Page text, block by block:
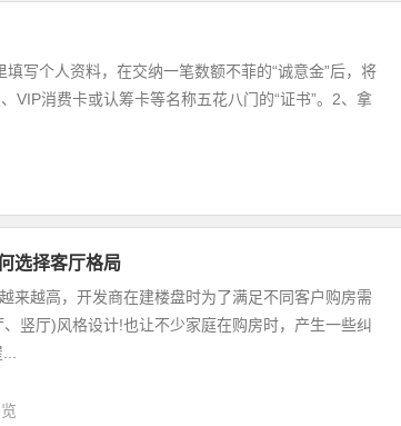
写个人资料，在交纳一笔数额不菲的“诚意金”后，将
VIP消费卡或认筹卡等名称五花八门的“证书”。2、拿
选择客厅格局
来越高，开发商在建楼盘时为了满足不同客户购房需
竖厅)风格设计!也让不少家庭在购房时，产生一些纠